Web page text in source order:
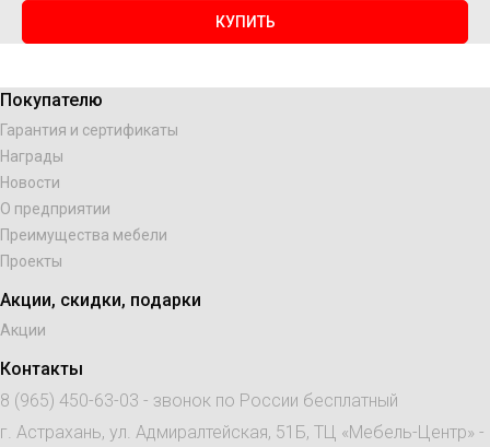
КУПИТЬ
Покупателю
Гарантия и сертификаты
Награды
Новости
О предприятии
Преимущества мебели
Проекты
Акции, скидки, подарки
Акции
Контакты
8 (965) 450-63-03 - звонок по России бесплатный
г. Астрахань, ул. Адмиралтейская, 51Б, ТЦ «Мебель-Центр» -